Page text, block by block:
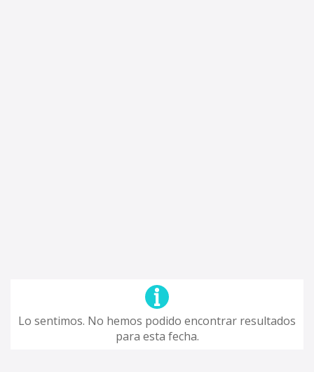
Lo sentimos. No hemos podido encontrar resultados
para esta fecha.